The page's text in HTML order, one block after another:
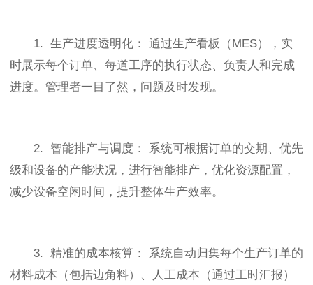
1. 生产进度透明化： 通过生产看板（MES），实
时展示每个订单、每道工序的执行状态、负责人和完成
进度。管理者一目了然，问题及时发现。
2. 智能排产与调度： 系统可根据订单的交期、优先
级和设备的产能状况，进行智能排产，优化资源配置，
减少设备空闲时间，提升整体生产效率。
3. 精准的成本核算： 系统自动归集每个生产订单的
材料成本（包括边角料）、人工成本（通过工时汇报）